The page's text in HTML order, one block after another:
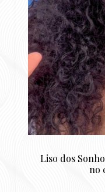
Liso dos
no